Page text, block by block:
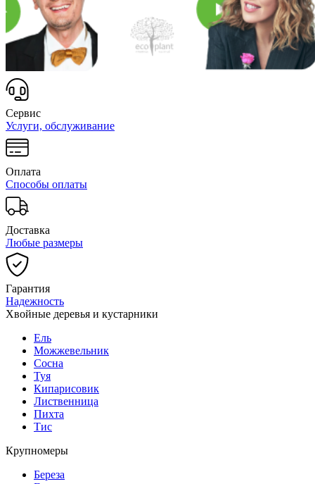
Сервис
Услуги, обслуживание
Оплата
Способы оплаты
Доставка
Любые размеры
Гарантия
Надежность
Хвойные деревья и кустарники
Ель
Можжевельник
Сосна
Туя
Кипарисовик
Лиственница
Пихта
Тис
Крупномеры
Береза